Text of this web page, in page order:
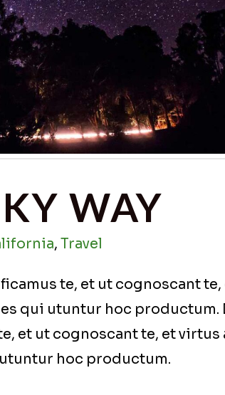
WAY
, Travel
te, et ut cognoscant
qui utuntur hoc productum.
et ut cognoscant te, et virtus
hoc productum.